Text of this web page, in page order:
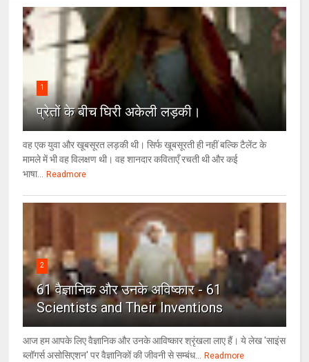
1
प्रेतों के बीच घिरी अकेली लड़की।
वह एक युवा और खूबसूरत लड़की थी। सिर्फ खूबसूरती ही नहीं बल्कि टैलेंट के
मामले में भी वह विलक्षण थी। वह शानदार कविताएँ रचती थी और कई
भाषा...
Readmore
2
61 वैज्ञानिक और उनके अविष्कार - 61
Scientists and Their Inventions
आज हम आपके लिए वैज्ञानिक और उनके आविष्कार श्रृंखला लाए हैं। ये लेख 'साइंस
ब्लॉगर्स असोसिएशन' पर वैज्ञा‍निकों की जीवनी से सम्बंध...
Readmore